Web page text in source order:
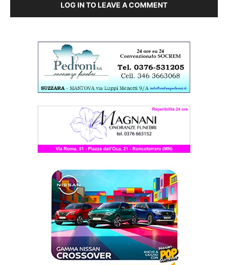
LOG IN TO LEAVE A COMMENT